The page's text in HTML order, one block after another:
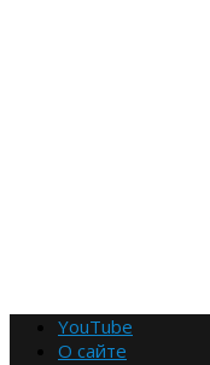
YouTube
О сайте